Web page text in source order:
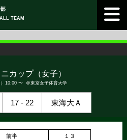
TEAM
カップ（女子）
10:00 〜 ＠東京女子体育大学
17 - 22 東海大Ａ
前半
１３